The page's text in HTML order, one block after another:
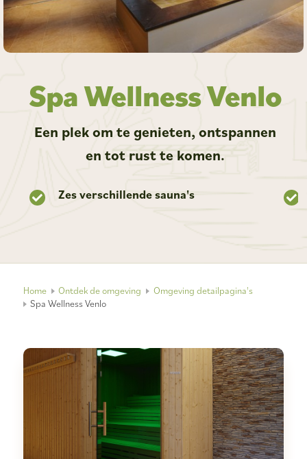
Spa Wellness Venlo
Een plek om te genieten, ontspannen
en tot rust te komen.
Zes verschillende sauna's
Home Ontdek de omgeving
Omgeving detailpagina's
Spa Wellness Venlo